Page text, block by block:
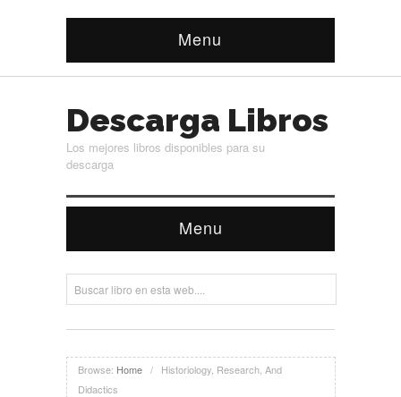
Menu
Descarga Libros
Los mejores libros disponibles para su
descarga
Menu
Browse: Home /
Historiology, Research, And
Didactics